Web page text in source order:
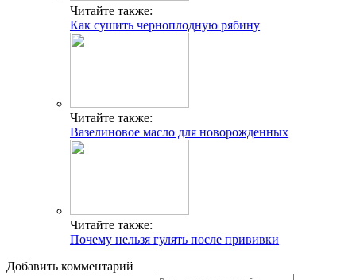
Читайте также:
Как сушить черноплодную рябину
Читайте также:
Вазелиновое масло для новорожденных
Читайте также:
Почему нельзя гулять после прививки
Добавить комментарий